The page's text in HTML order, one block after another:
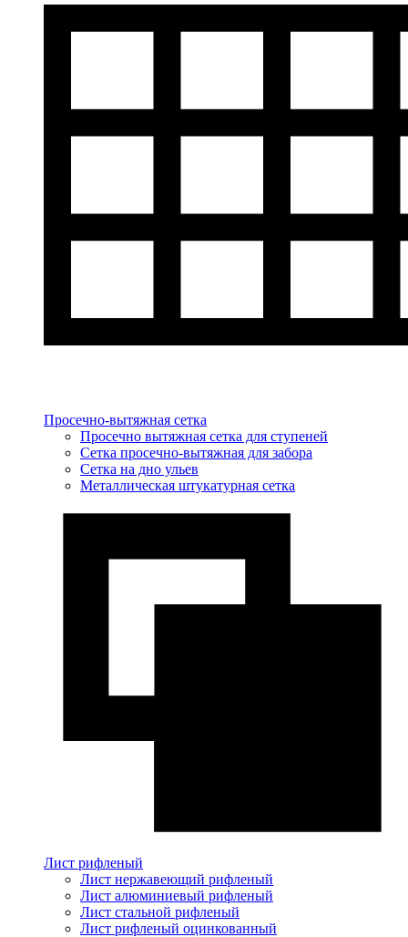
Просечно-вытяжная сетка
Просечно вытяжная сетка для ступеней
Сетка просечно-вытяжная для забора
Сетка на дно ульев
Металлическая штукатурная сетка
Лист рифленый
Лист нержавеющий рифленый
Лист алюминиевый рифленый
Лист стальной рифленый
Лист рифленый оцинкованный